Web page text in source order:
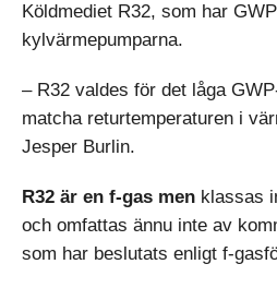
Köldmediet R32, som har
kylvärmepumparna.
– R32 valdes för det låga
matcha returtemperaturen i
Jesper Burlin.
R32 är en f-gas men klassas
och omfattas ännu inte av
som har beslutats enligt f-